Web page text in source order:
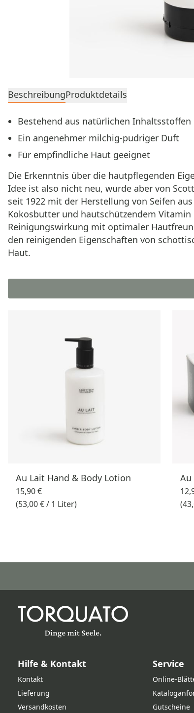
BeschreibungProduktdetails
Bestehend aus natürlichen Inhaltsstoffen
Ein angenehmer milchig-pudriger Duft
Für empfindliche Haut geeignet
Die Erkenntnis über die hautpflegenden
Idee ist also nicht neu, wurde aber von
seit 1922 mit der Herstellung von Seifen
Kokosbutter und hautschützendem
Reinigungswirkung mit optimaler
den reinigenden Eigenschaften von
Haut.
Au Lait Hand & Body Lotion
15,90 €
(53,00 € / 1 Liter)
Au
Hilfe & Kontakt
Kontakt
Lieferung
Versandkosten
Service
Gutscheine